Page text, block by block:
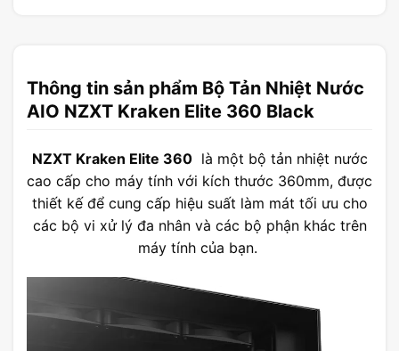
Thông tin sản phẩm Bộ Tản Nhiệt Nước
AIO NZXT Kraken Elite 360 Black
NZXT Kraken Elite 360là một bộ tản nhiệt nước
cao cấp cho máy tính với kích thước 360mm, được
thiết kế để cung cấp hiệu suất làm mát tối ưu cho
các bộ vi xử lý đa nhân và các bộ phận khác trên
máy tính của bạn.